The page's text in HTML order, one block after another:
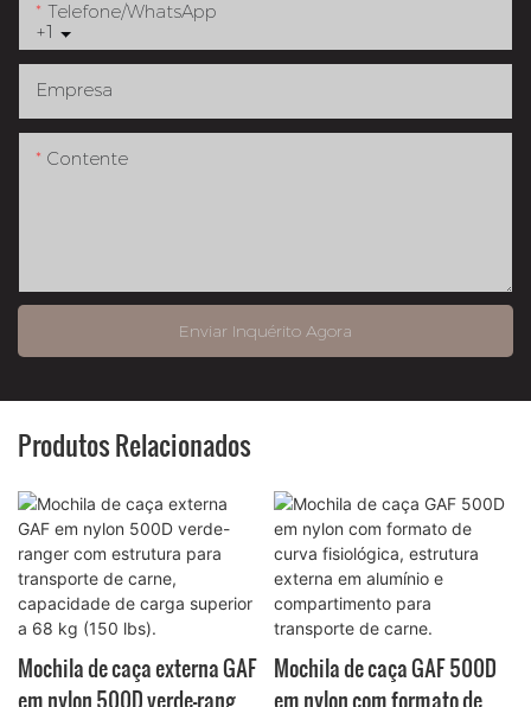
+1
Telefone/whatsApp
Empresa
Contente
Enviar Inquérito Agora
Produtos Relacionados
Mochila de caça externa GAF
em nylon 500D verde-ranger
Mochila de caça GAF 500D
em nylon com formato de